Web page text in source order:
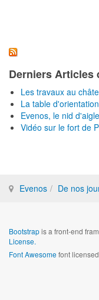
Derniers Articles
Les travaux au
La table d'orientation
Evenos, le nid
Vidéo sur le fort de
Evenos De nos
Bootstrapis a front-end
License.
Font Awesomefont